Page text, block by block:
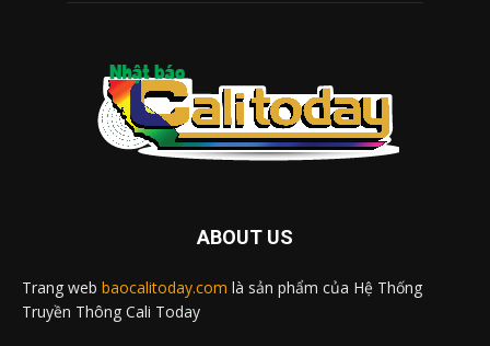
ABOUT US
Trang web baocalitoday.com là sản phẩm của Hệ Thống
Truyền Thông Cali Today